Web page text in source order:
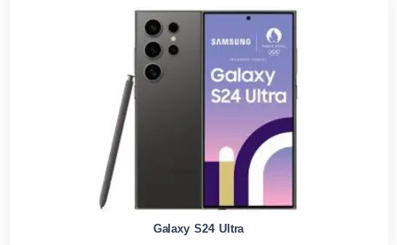
Galaxy S24 Ultra